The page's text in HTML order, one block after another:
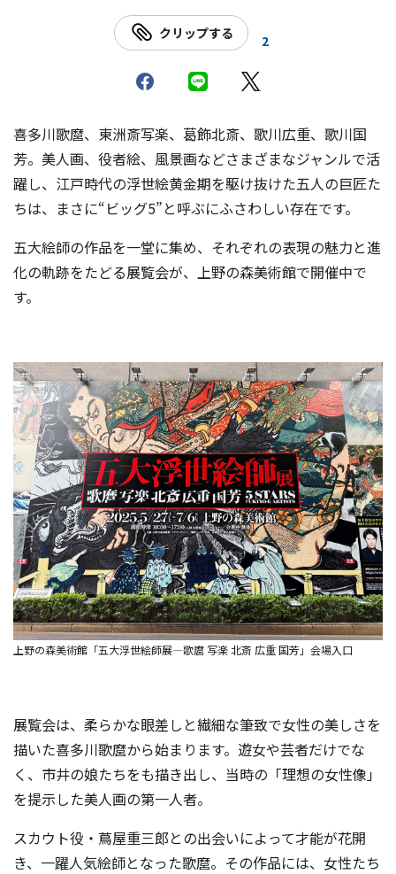
クリップする 2
喜多川歌麿、東洲斎写楽、葛飾北斎、歌川広重、歌川国
芳。美人画、役者絵、風景画などさまざまなジャンルで活
躍し、江戸時代の浮世絵黄金期を駆け抜けた五人の巨匠た
ちは、まさに“ビッグ5”と呼ぶにふさわしい存在です。
五大絵師の作品を一堂に集め、それぞれの表現の魅力と進
化の軌跡をたどる展覧会が、上野の森美術館で開催中で
す。
上野の森美術館「五大浮世絵師展―歌麿 写楽 北斎 広重 国芳」会場入口
展覧会は、柔らかな眼差しと繊細な筆致で女性の美しさを
描いた喜多川歌麿から始まります。遊女や芸者だけでな
く、市井の娘たちをも描き出し、当時の「理想の女性像」
を提示した美人画の第一人者。
スカウト役・蔦屋重三郎との出会いによって才能が花開
き、一躍人気絵師となった歌麿。その作品には、女性たち